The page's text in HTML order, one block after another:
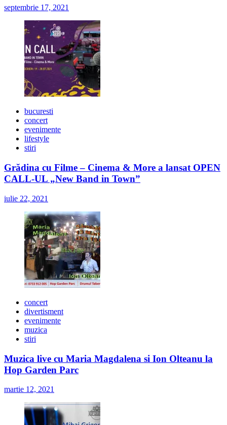
septembrie 17, 2021
bucuresti
concert
evenimente
lifestyle
stiri
Grădina cu Filme – Cinema & More a lansat OPEN
CALL-UL „New Band in Town”
iulie 22, 2021
concert
divertisment
evenimente
muzica
stiri
Muzica live cu Maria Magdalena si Ion Olteanu la
Hop Garden Parc
martie 12, 2021